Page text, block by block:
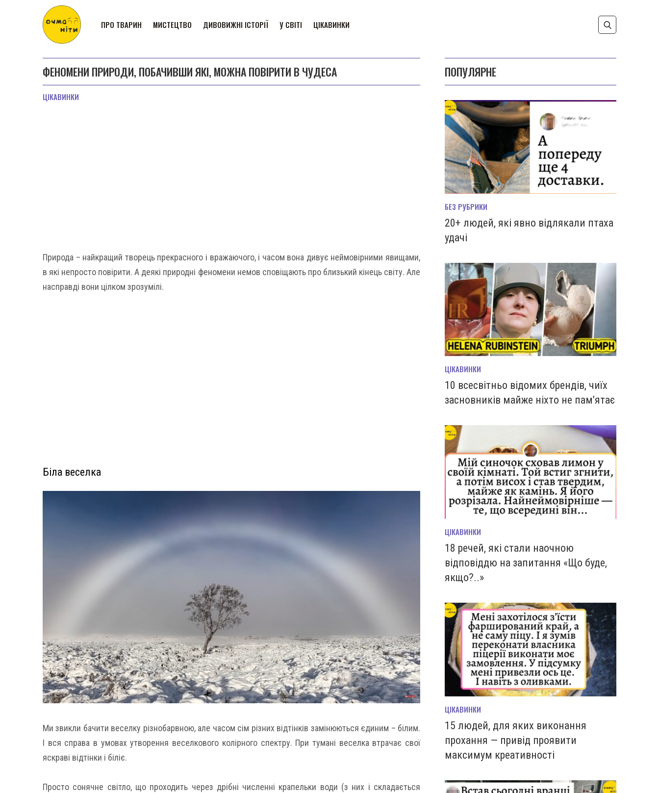
ПРО ТВАРИН МИСТЕЦТВО ДИВОВИЖНІ ІСТОРІЇ У СВІТІ ЦІКАВИНКИ
ФЕНОМЕНИ ПРИРОДИ, ПОБАЧИВШИ ЯКІ, МОЖНА ПОВІРИТИ В ЧУДЕСА
ЦІКАВИНКИ
Природа – найкращий творець прекрасного і вражаючого, і часом вона дивує неймовірними явищами,
в які непросто повірити. А деякі природні феномени немов сповіщають про близький кінець світу. Але
насправді вони цілком зрозумілі.
Біла веселка
Ми звикли бачити веселку різнобарвною, але часом сім різних відтінків замінюються єдиним – білим.
І вся справа в умовах утворення веселкового колірного спектру. При тумані веселка втрачає свої
яскраві відтінки і біліє.
Просто сонячне світло, що проходить через дрібні численні крапельки води (з них і складається
ПОПУЛЯРНЕ
БЕЗ РУБРИКИ
20+ людей, які явно відлякали птаха
удачі
ЦІКАВИНКИ
10 всесвітньо відомих брендів, чиїх
засновників майже ніхто не пам’ятає
ЦІКАВИНКИ
18 речей, які стали наочною
відповіддю на запитання «Що буде,
якщо?..»
ЦІКАВИНКИ
15 людей, для яких виконання
прохання — привід проявити
максимум креативності